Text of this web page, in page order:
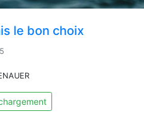
le bon choix